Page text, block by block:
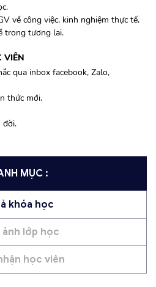
về công việc, kinh nghiệm thực tế,
trong tương lai.
VIÊN
qua inbox facebook, Zalo,
thức mới.
đời.
MỤC :
khóa học
ảnh lớp học
học viên